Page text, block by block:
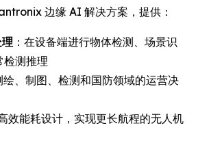
边缘 AI 解决方案，提供：
：在设备端进行物体检测、场景识
检测推理
绘、制图、检测和国防领域的运营决
效能耗设计，实现更长航程的无人机